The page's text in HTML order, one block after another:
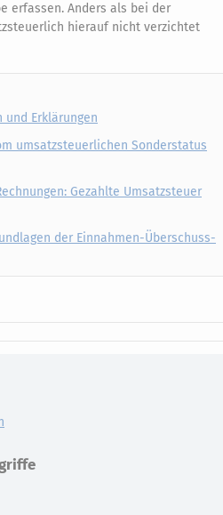
erfassen. Anders als bei der
hierauf nicht verzichtet
und Erklärungen
umsatzsteuerlichen Sonderstatus
Gezahlte Umsatzsteuer
der Einnahmen-Überschuss-